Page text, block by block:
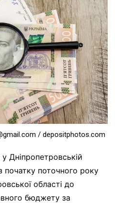
/ depositphotos.com
Дніпропетровській
початку поточного року
області до
бюджету за